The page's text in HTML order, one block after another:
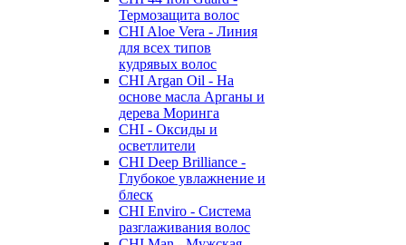
Термозащита волос
CHI Aloe Vera - Линия
для всех типов
кудрявых волос
CHI Argan Oil - На
основе масла Арганы и
дерева Моринга
CHI - Оксиды и
осветлители
CHI Deep Brilliance -
Глубокое увлажнение и
блеск
CHI Enviro - Система
разглаживания волос